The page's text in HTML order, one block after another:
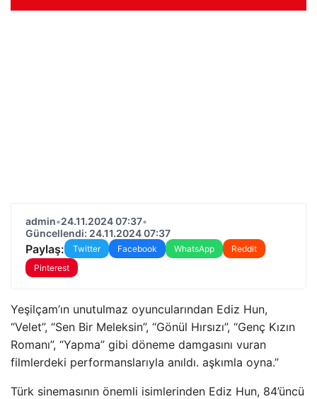
admin•24.11.2024 07:37•
Güncellendi: 24.11.2024 07:37
Paylaş: Twitter Facebook WhatsApp
Reddit
Pinterest
Yeşilçam’ın unutulmaz oyuncularından Ediz Hun,
“Velet”, “Sen Bir Meleksin”, “Gönül Hırsızı”, “Genç Kızın
Romanı”, “Yapma” gibi döneme damgasını vuran
filmlerdeki performanslarıyla anıldı. aşkımla oyna.”
Türk sinemasının önemli isimlerinden Ediz Hun, 84’üncü